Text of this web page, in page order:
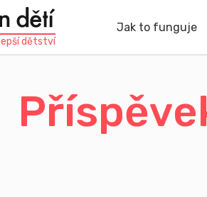
lepší dětství
Jak to funguje